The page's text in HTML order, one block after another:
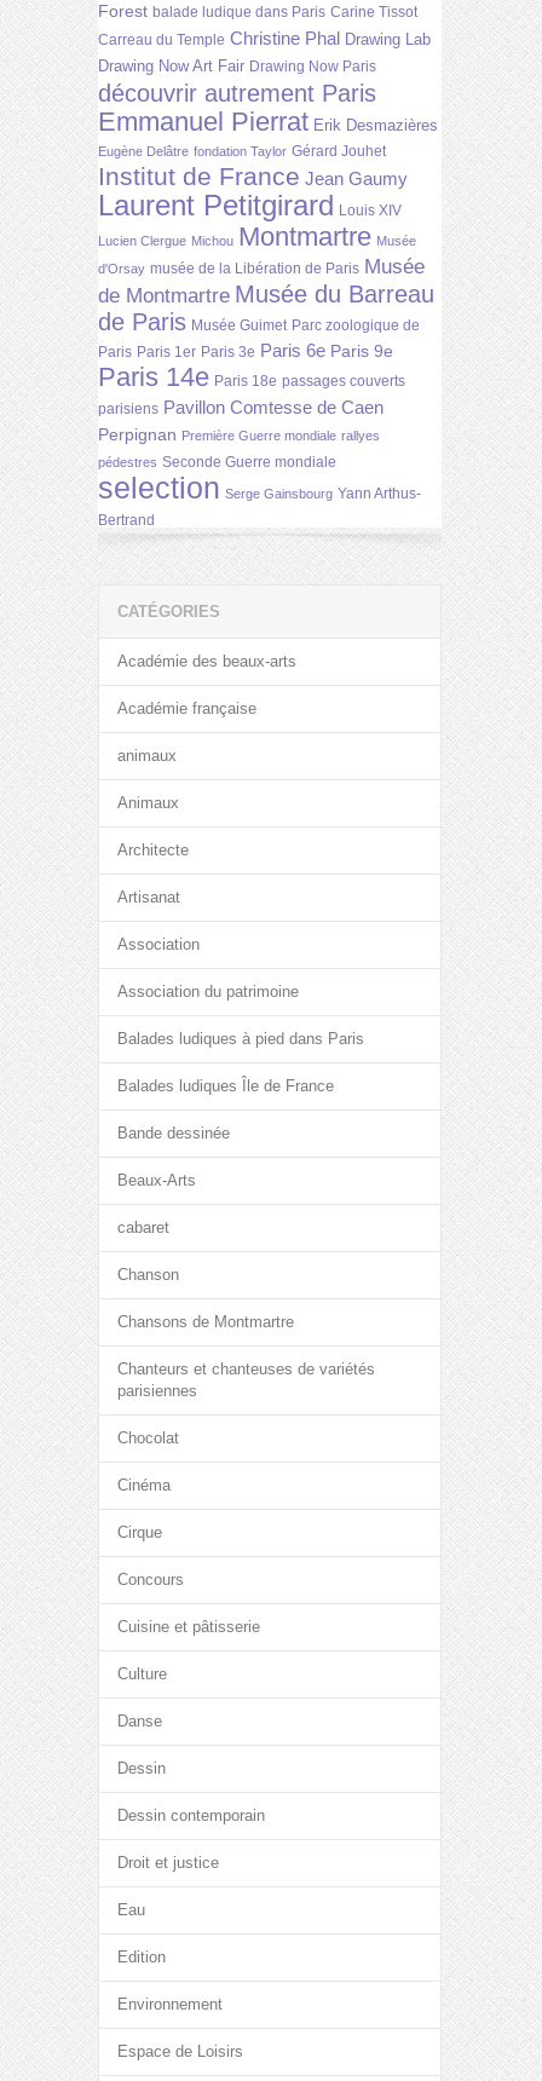
Forest balade ludique dans Paris Carine Tissot
Carreau du Temple Christine Phal Drawing Lab
Drawing Now Art Fair Drawing Now Paris
découvrir autrement Paris
Emmanuel Pierrat Erik Desmazières
Eugène Delâtre fondation Taylor Gérard Jouhet
Institut de France Jean Gaumy
Laurent Petitgirard Louis XIV
Lucien Clergue Michou Montmartre Musée
d'Orsay musée de la Libération de Paris Musée
de Montmartre Musée du Barreau
de Paris Musée Guimet Parc zoologique de
Paris Paris 1er Paris 3e Paris 6e Paris 9e
Paris 14e Paris 18e passages couverts
parisiens Pavillon Comtesse de Caen
Perpignan Première Guerre mondiale rallyes
pédestres Seconde Guerre mondiale
selection Serge Gainsbourg Yann Arthus-
Bertrand
CATÉGORIES
Académie des beaux-arts
Académie française
animaux
Animaux
Architecte
Artisanat
Association
Association du patrimoine
Balades ludiques à pied dans Paris
Balades ludiques Île de France
Bande dessinée
Beaux-Arts
cabaret
Chanson
Chansons de Montmartre
Chanteurs et chanteuses de variétés
parisiennes
Chocolat
Cinéma
Cirque
Concours
Cuisine et pâtisserie
Culture
Danse
Dessin
Dessin contemporain
Droit et justice
Eau
Edition
Environnement
Espace de Loisirs